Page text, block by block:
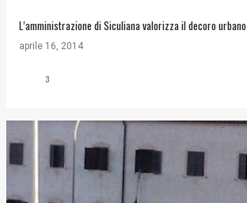
L’amministrazione di Siculiana valorizza il decoro urbano
aprile 16, 2014
3